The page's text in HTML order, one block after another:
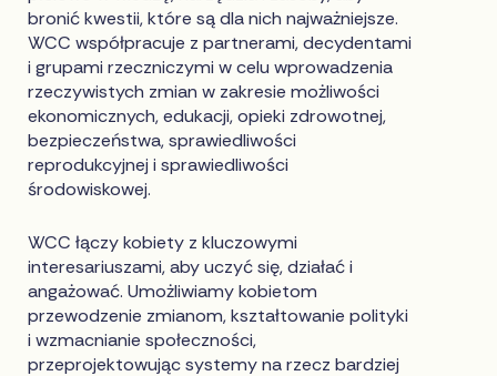
bronić kwestii, które są dla nich najważniejsze.
WCC współpracuje z partnerami, decydentami
i grupami rzeczniczymi w celu wprowadzenia
rzeczywistych zmian w zakresie możliwości
ekonomicznych, edukacji, opieki zdrowotnej,
bezpieczeństwa, sprawiedliwości
reprodukcyjnej i sprawiedliwości
środowiskowej.
WCC łączy kobiety z kluczowymi
interesariuszami, aby uczyć się, działać i
angażować. Umożliwiamy kobietom
przewodzenie zmianom, kształtowanie polityki
i wzmacnianie społeczności,
przeprojektowując systemy na rzecz bardziej